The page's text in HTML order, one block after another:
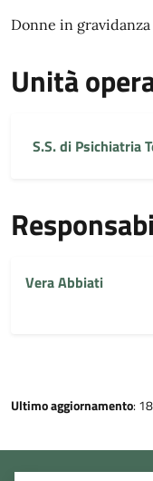
Donne in
Unità
S.S. di Psichiatria
Vera Abbiati
Ultimo aggiornamento: